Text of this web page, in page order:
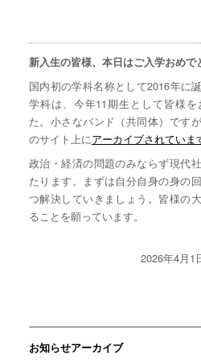
新入生の皆様、本日はご入学おめで
国内初の学科名称として2016年に
学科は、今年11期生として皆様
た。小さなバンド（共同体）です
のサイト上にアーカイブされていま
政治・経済の問題のみならず現代
たります。まずは自分自身の身の
つ解決していきましょう。皆様の
ることを願っています。
2026年4月1
お知らせアーカイブ